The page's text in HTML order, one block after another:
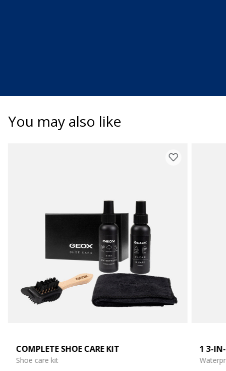
You may also like
COMPLETE SHOE CARE KIT
Shoe care kit
1 3-